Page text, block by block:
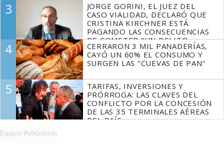
3
JORGE GORINI, EL JUEZ DEL
CASO VIALIDAD, DECLARÓ QUE
CRISTINA KIRCHNER ESTÁ
PAGANDO LAS CONSECUENCIAS
DE COMETER "UN DELITO
COMPROBADO"
4
CERRARON 3 MIL PANADERÍAS,
CAYÓ UN 60% EL CONSUMO Y
SURGEN LAS "CUEVAS DE PAN"
5
TARIFAS, INVERSIONES Y
PRÓRROGA: LAS CLAVES DEL
CONFLICTO POR LA CONCESIÓN
DE LAS 35 TERMINALES AÉREAS
DEL PAÍS
Espacio Publicitario